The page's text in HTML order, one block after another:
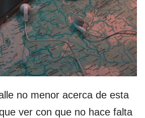
no menor acerca de esta
ver con que no hace falta